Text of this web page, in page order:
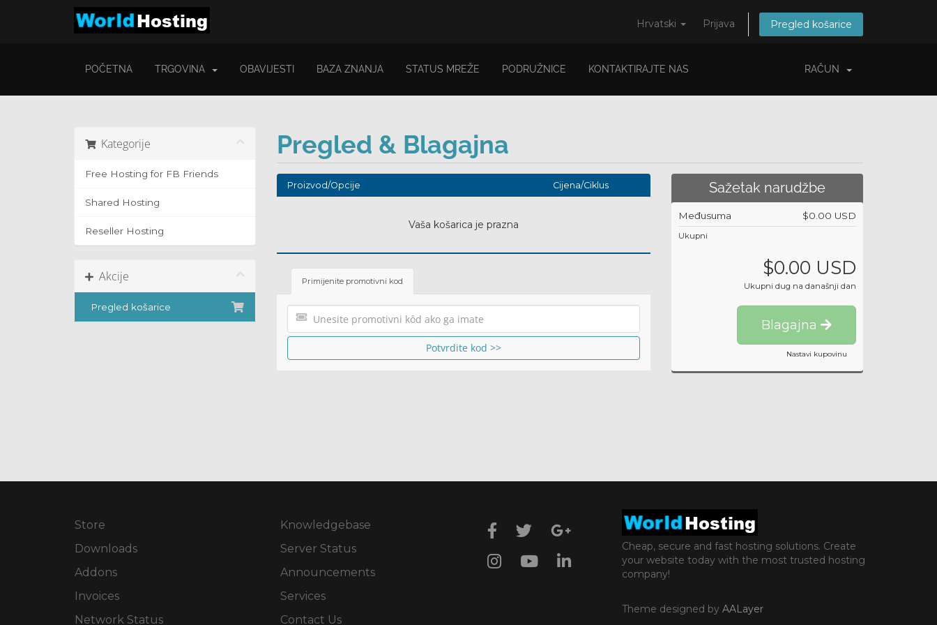
Hrvatski Prijava Pregled košarice
POČETNA TRGOVINA OBAVIJESTI BAZA ZNANJA STATUS MREŽE PODRUŽNICE KONTAKTIRAJTE NAS RAČUN
Kategorije
Free Hosting for FB Friends
Shared Hosting
Reseller Hosting
Akcije
Pregled košarice
Pregled & Blagajna
Proizvod/Opcije Cijena/Ciklus
Vaša košarica je prazna
Primijenite promotivni kod
Potvrdite kod >>
Sažetak narudžbe
Međusuma $0.00 USD
Ukupni
$0.00 USD
Ukupni dug na današnji dan
Blagajna
Nastavi kupovinu
Store
Downloads
Addons
Invoices
Network Status
Knowledgebase
Server Status
Announcements
Services
Contact Us
Cheap, secure and fast hosting solutions. Create
your website today with the most trusted hosting
company!
Theme designed byAALayer